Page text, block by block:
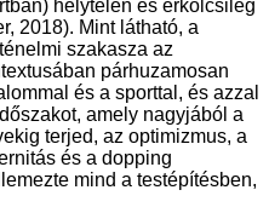
helytelen és erkölcsileg
2018). Mint látható, a
szakasza az
párhuzamosan
és a sporttal, és azzal
amely nagyjából a
terjed, az optimizmus, a
és a dopping
mind a testépítésben,